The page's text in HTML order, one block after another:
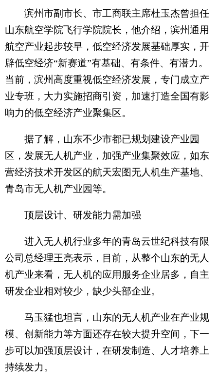
滨州市副市长、市工商联主席杜玉杰曾担任
山东航空学院飞行学院院长，他介绍，滨州通用
航空产业起步较早，低空经济发展基础厚实，开
辟低空经济“新赛道”有基础、有条件、有潜力。
当前，滨州高度重视低空经济发展，专门成立产
业专班，大力实施招商引资，加速打造全国有影
响力的低空经济产业聚集区。
据了解，山东不少市都已规划建设产业园
区，发展无人机产业，加强产业集聚效应，如东
营经济技术开发区的航天宏图无人机生产基地、
青岛市无人机产业园等。
顶层设计、研发能力需加强
进入无人机行业多年的青岛云世纪科技有限
公司总经理王亮表示，目前，从整个山东的无人
机产业来看，无人机的应用服务企业居多，自主
研发企业相对较少，缺少头部企业。
马玉猛也坦言，山东的无人机产业在产业规
模、创新能力等方面还存在较大提升空间，下一
步可以加强顶层设计，在研发制造、人才培养上
持续发力。